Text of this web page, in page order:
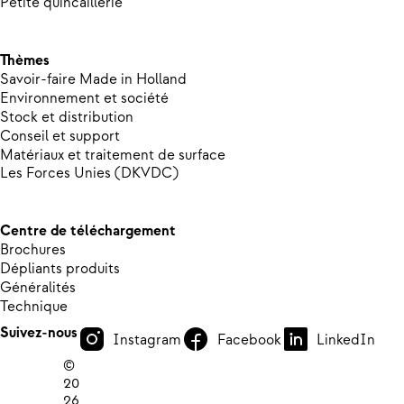
Thèmes
Savoir-faire Made in Holland
Environnement et société
Stock et distribution
Conseil et support
Matériaux et traitement de surface
Les Forces Unies (DKVDC)
Centre de téléchargement
Brochures
Dépliants produits
Généralités
Technique
Suivez-nous
Instagram Facebook
LinkedIn
©
20